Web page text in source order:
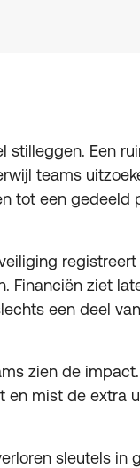
stilleggen. Een
teams
tot een gedeeld
Financiën ziet
een deel
zien de
en mist de extra
sleutels in